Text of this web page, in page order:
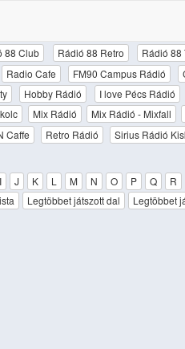
88 Club Rádió 88 Retro Rádió 88
Radio Cafe FM90 Campus Rádió
Hobby Rádió I love Pécs Rádió
Mix Rádió Mix Rádió - Mixfall
Caffe Retro Rádió Sirius Rádió
I J K L M N O P Q R
Legtöbbet játszott dal Legtöbbet